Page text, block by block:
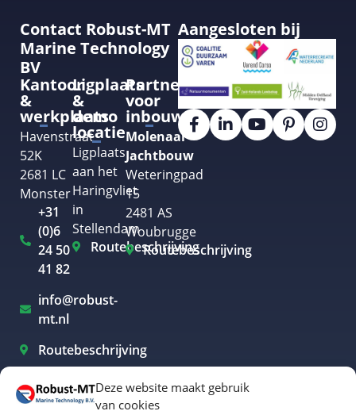
Deze website maakt gebruik
van cookies
Contact Robust-MT
Marine Technology
BV
Kantoor
&
werkplaats
Havenstraat
52K
2681 LC
Monster
+31
(0)6
24 50
41 82
info@robust-
mt.nl
Routebeschrijving
Ligplaats
&
demo
locatie
Ligplaats
aan het
Haringvliet
in
Stellendam
Routebeschrijving
Partner
voor
inbouw
Molenaar
Jachtbouw
Weteringpad
15
2481 AS
Woubrugge
Routebeschrijving
Aangesloten bij